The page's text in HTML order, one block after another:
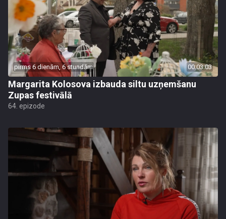
pirms 6 dienām, 6 stundām 00:03:03
Margarita Kolosova izbauda siltu uzņemšanu
Zupas festivālā
64. epizode